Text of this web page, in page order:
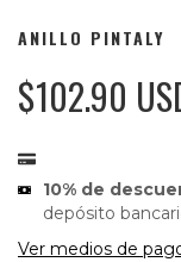
ANILLO PINTALY
$102.90
10% de
depósito
Ver medios de